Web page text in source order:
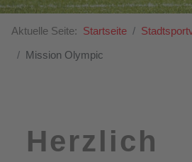
Aktuelle Seite: Startseite
Mission Olympic
Herzlich